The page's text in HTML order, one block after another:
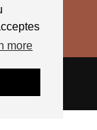
more